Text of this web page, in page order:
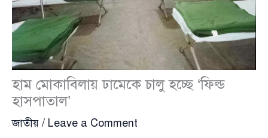
হাম মোকাবিলায় ঢামেকে চালু হচ্ছে ‘ফিল্ড
হাসপাতাল’
জাতীয় / Leave a Comment